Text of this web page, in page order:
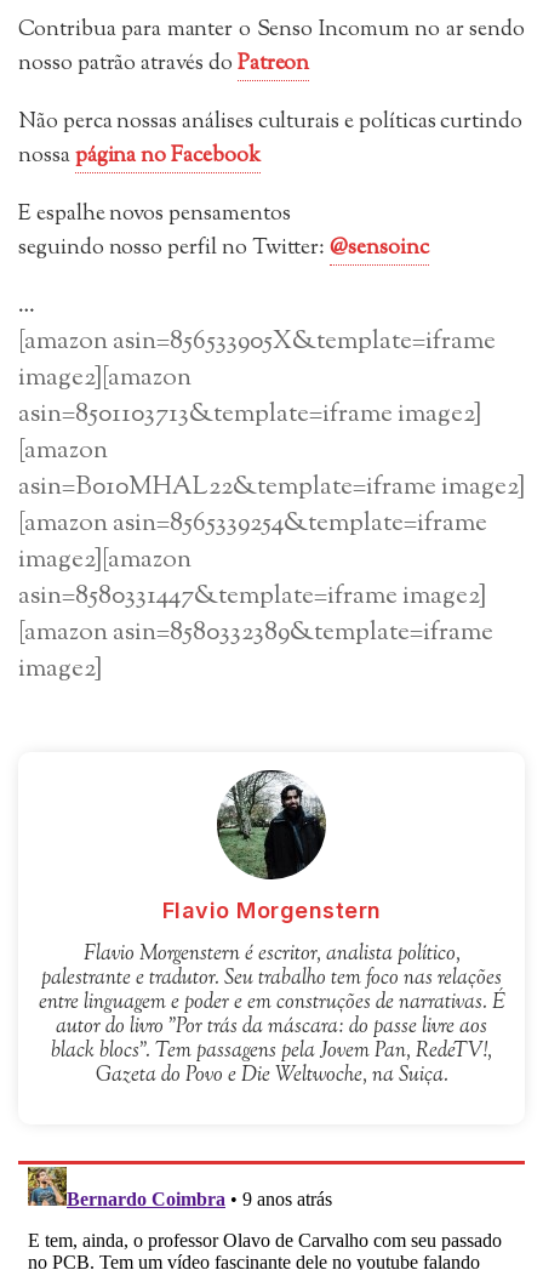
Contribua para manter o Senso Incomum no ar sendo
nosso patrão através doPatreon
Não perca nossas análises culturais e políticas curtindo
nossapágina no Facebook
E espalhe novos pensamentos
seguindonosso perfil no Twitter:@sensoinc
…
[amazon asin=856533905X&template=iframe
image2][amazon
asin=8501103713&template=iframe image2]
[amazon
asin=B010MHAL22&template=iframe image2]
[amazon asin=8565339254&template=iframe
image2][amazon
asin=8580331447&template=iframe image2]
[amazon asin=8580332389&template=iframe
image2]
Flavio Morgenstern
Flavio Morgenstern é escritor, analista político,
palestrante e tradutor. Seu trabalho tem foco nas relações
entre linguagem e poder e em construções de narrativas. É
autor do livro "Por trás da máscara: do passe livre aos
black blocs". Tem passagens pela Jovem Pan, RedeTV!,
Gazeta do Povo e Die Weltwoche, na Suiça.